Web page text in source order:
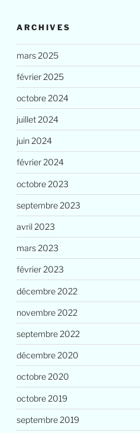
ARCHIVES
mars 2025
février 2025
octobre 2024
juillet 2024
juin 2024
février 2024
octobre 2023
septembre 2023
avril 2023
mars 2023
février 2023
décembre 2022
novembre 2022
septembre 2022
décembre 2020
octobre 2020
octobre 2019
septembre 2019